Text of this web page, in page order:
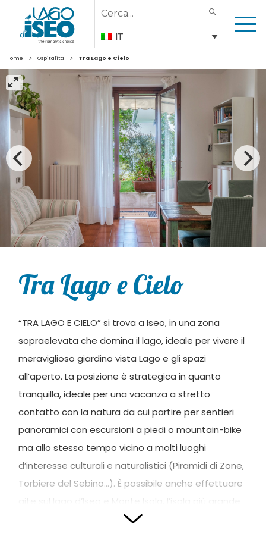
Search
for:
IT
Home > Ospitalita > Tra Lago e Cielo
Tra Lago e Cielo
“TRA LAGO E CIELO” si trova a Iseo, in una zona
sopraelevata che domina il lago, ideale per vivere il
meraviglioso giardino vista Lago e gli spazi
all’aperto. La posizione è strategica in quanto
tranquilla, ideale per una vacanza a stretto
contatto con la natura da cui partire per sentieri
panoramici con escursioni a piedi o mountain-bike
ma allo stesso tempo vicino a molti luoghi
d’interesse culturali e naturalistici (Piramidi di Zone,
Torbiere del Sebino…). È possibile anche effettuare